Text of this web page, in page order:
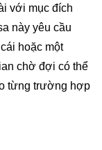
với mục đích
này yêu cầu
hoặc một
chờ đợi có thể
từng trường hợp